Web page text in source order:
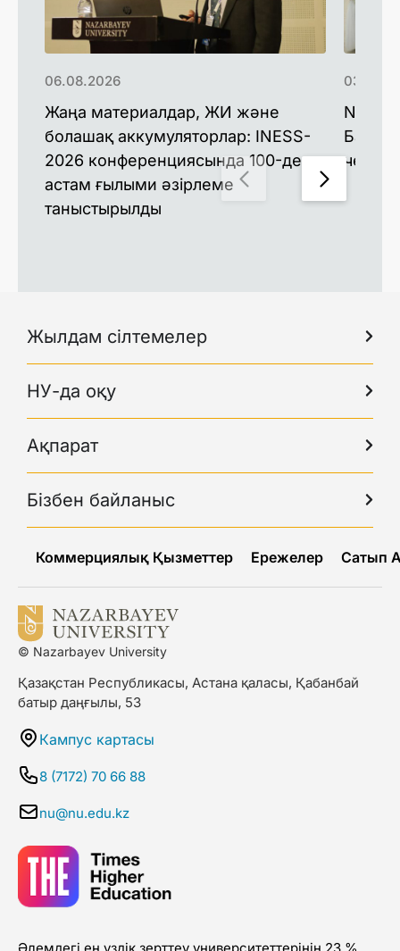
Жаңа материалдар, ЖИ және
болашақ аккумуляторлар: INESS-
2026 конференциясында 100-ден
астам ғылыми әзірлеме
таныстырылды
06.08.2026
Батыс
Жылдам сілтемелер
НУ-да оқу
Ақпарат
Бізбен байланыс
Коммерциялық Қызметтер Ережелер Сатып
© Nazarbayev University
Қазақстан Республикасы, Астана қаласы, Қабанбай
батыр даңғылы, 53
Кампус картасы
8 (7172) 70 66 88
nu@nu.edu.kz